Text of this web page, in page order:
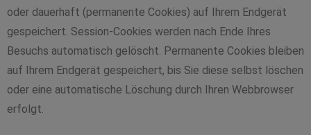
oder dauerhaft (permanente Cookies) auf Ihrem Endgerät
gespeichert. Session-Cookies werden nach Ende Ihres
Besuchs automatisch gelöscht. Permanente Cookies bleiben
auf Ihrem Endgerät gespeichert, bis Sie diese selbst löschen
oder eine automatische Löschung durch Ihren Webbrowser
erfolgt.